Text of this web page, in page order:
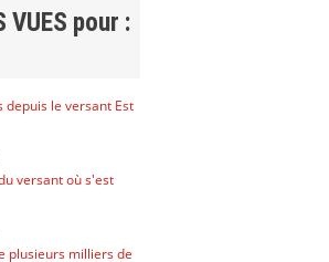
VUES pour :
depuis le versant Est
versant où s'est
plusieurs milliers de